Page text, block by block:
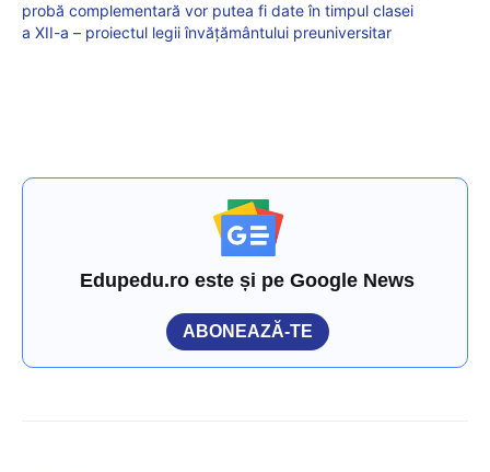
probă complementară vor putea fi date în timpul clasei
a XII-a – proiectul legii învățământului preuniversitar
Edupedu.ro este și pe Google News
ABONEAZĂ-TE